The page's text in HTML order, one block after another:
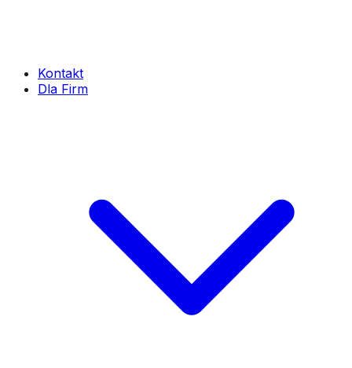
Kontakt
Dla Firm